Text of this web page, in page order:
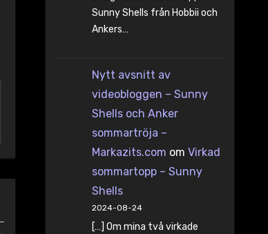
Sunny Shells från Hobbii och
Ankers…
Nytt avsnitt av
videobloggen – Sunny
Shells och Anker
sommartröja –
Markazits.com om Virkad
sommartopp – Sunny
Shells
2024-08-24
[…] Om mina två virkade